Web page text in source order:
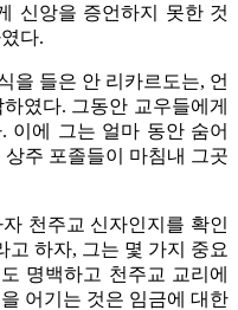
신앙을 증언하지 못한 것
다.
을 들은 안 리카르도는, 언
였다. 그동안 교우들에게
이에 그는 얼마 동안 숨어
주 포졸들이 마침내 그곳
천주교 신자인지를 확인
고 하자, 그는 몇 가지 중요
명백하고 천주교 교리에
어기는 것은 임금에 대한